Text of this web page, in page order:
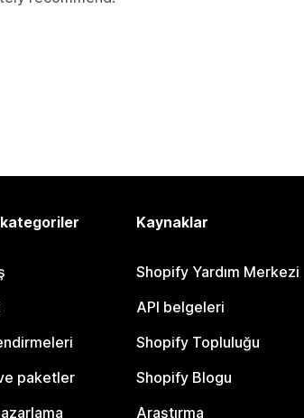
paketler
Kaynaklar
Shopify Yardım Merkezi
API belgeleri
Shopify Topluluğu
Shopify Blogu
Araştırma